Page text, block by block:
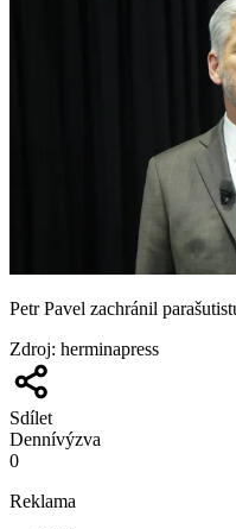
Petr Pavel zachránil
Zdroj: herminapress
Sdílet
Dennívýzva
0
Reklama